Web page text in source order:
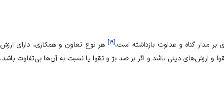
بر مدار گناه و عداوت بازداشته است،[۱۹]هر نوع تعاون و همکاری، دارای ارزش
و ارزش‌های دینی باشد و اگر بر ضد برّ و تقوا یا نسبت به آن‌ها بی‌تفاوت باشد،